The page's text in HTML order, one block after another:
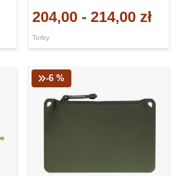
Torby
204,00 - 214,00 zł
-6 %